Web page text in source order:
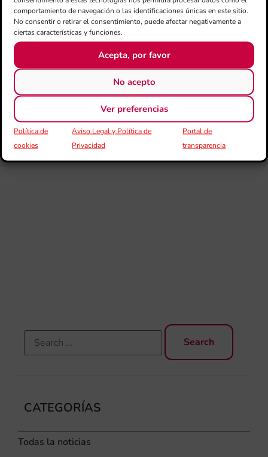
comportamiento de navegación o las identificaciones únicas en este sitio.
No consentir o retirar el consentimiento, puede afectar negativamente a
ciertas características y funciones.
Acepta, por favor
No acepto
Ver preferencias
Política de
cookies
Aviso Legal y Política de
Privacidad
Portal de
transparencia
CATEGORÍAS
Todas la noticias